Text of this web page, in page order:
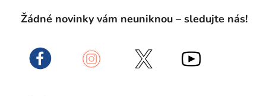
Žádné novinky vám neuniknou – sledujte nás!